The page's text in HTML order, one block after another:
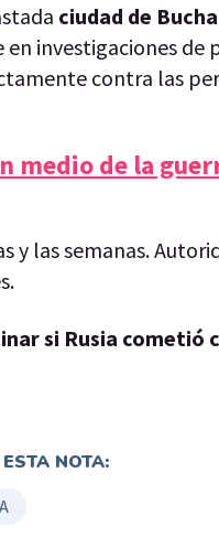
ciudad de Bucha
en investigaciones de
contra las
medio de la
y las semanas.
si Rusia cometió
NOTA: